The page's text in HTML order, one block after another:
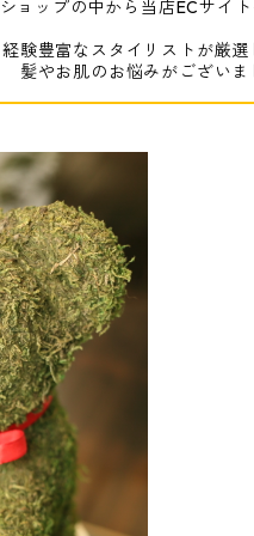
ョップの中から当店ECサイ
経験豊富なスタイリストが厳選
髪やお肌のお悩みがございま